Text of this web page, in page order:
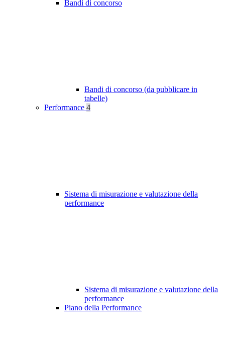
Bandi di concorso
Bandi di concorso (da pubblicare in
tabelle)
Performance 4
Sistema di misurazione e valutazione della
performance
Sistema di misurazione e valutazione della
performance
Piano della Performance